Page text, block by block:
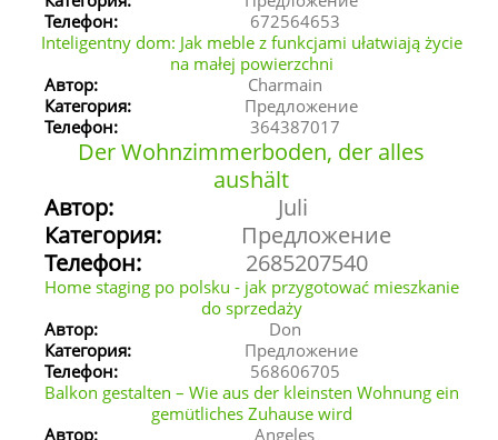
Телефон:
672564653
Inteligentny dom: Jak meble z funkcjami ułatwiają życie
na małej powierzchni
Автор:
Charmain
Категория:
Предложение
Телефон:
364387017
Der Wohnzimmerboden, der alles
aushält
Автор:
Juli
Категория:
Предложение
Телефон:
2685207540
Home staging po polsku - jak przygotować mieszkanie
do sprzedaży
Автор:
Don
Категория:
Предложение
Телефон:
568606705
Balkon gestalten – Wie aus der kleinsten Wohnung ein
gemütliches Zuhause wird
Автор:
Angeles